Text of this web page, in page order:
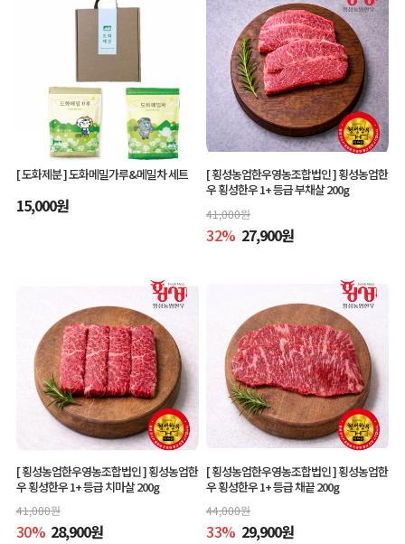
[ 도화제분 ]도화메밀가루&메밀차 세트
15,000원
[ 횡성농업한우영농조합법인 ]횡성농업한
우 횡성한우 1+ 등급 부채살 200g
41,000원
32% 27,900원
[ 횡성농업한우영농조합법인 ]횡성농업한
우 횡성한우 1+ 등급 치마살 200g
41,000원
30% 28,900원
[ 횡성농업한우영농조합법인 ]횡성농업한
우 횡성한우 1+ 등급 채끝 200g
44,000원
33% 29,900원